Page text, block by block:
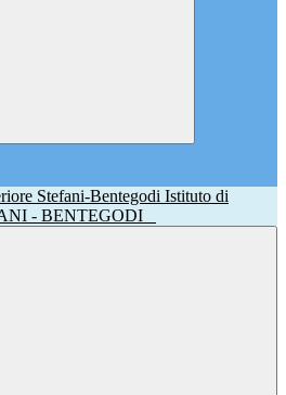
Istituto di
- BENTEGODI